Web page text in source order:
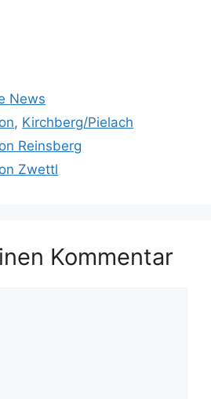
News
, Kirchberg/Pielach
Reinsberg
Zwettl
Kommentar